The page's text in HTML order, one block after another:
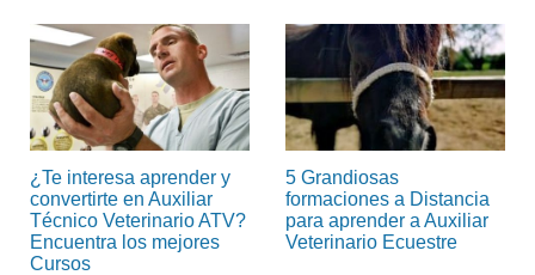
¿Te interesa aprender y
convertirte en Auxiliar
Técnico Veterinario ATV?
Encuentra los mejores
Cursos
5 Grandiosas
formaciones a Distancia
para aprender a Auxiliar
Veterinario Ecuestre